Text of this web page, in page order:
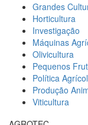
Grandes
Horticultura
Investigação
Máquinas
Olivicultura
Pequenos
Política
Produção
Viticultura